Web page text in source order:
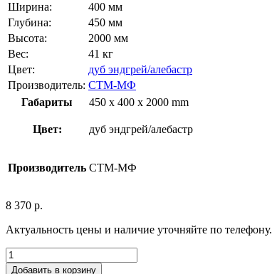
Ширина:
400 мм
Глубина:
450 мм
Высота:
2000 мм
Вес:
41 кг
Цвет:
дуб эндгрей/алебастр
Производитель: СТМ-МФ
Габариты
450 x 400 x 2000 mm
Цвет: дуб эндгрей/алебастр
Производитель СТМ-МФ
8 370 р.
Актуальность цены и наличие уточняйте по телефону.
Добавить в корзину